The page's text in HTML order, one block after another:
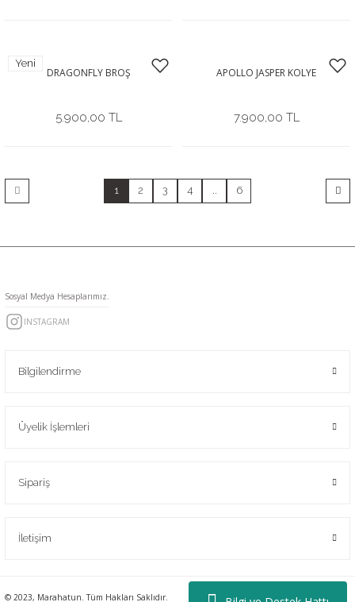
Yeni
DRAGONFLY BROŞ
5.900,00 TL
APOLLO JASPER KOLYE
7.900,00 TL
1 2 3 4 .. 6
Sosyal Medya Hesaplarımız.
INSTAGRAM
Bilgilendirme
Üyelik İşlemleri
Sipariş
İletişim
© 2023, Marahatun. Tüm Hakları Saklıdır.